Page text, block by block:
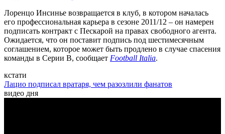
Лоренцо Инсинье возвращается в клуб, в котором началась
его профессиональная карьера в сезоне 2011/12 – он намерен
подписать контракт с Пескарой на правах свободного агента.
Ожидается, что он поставит подпись под шестимесячным
соглашением, которое может быть продлено в случае спасения
команды в Серии В, сообщает Football Italia.
кстати
Лацио подписал вратаря, чем разозлили фанатов
видео дня